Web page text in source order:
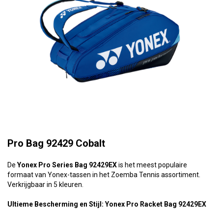
Pro Bag 92429 Cobalt
De Yonex Pro Series Bag 92429EXis het meest populaire
formaat van Yonex-tassen in het Zoemba Tennis assortiment.
Verkrijgbaar in 5 kleuren.
Ultieme Bescherming en Stijl: Yonex Pro Racket Bag 92429EX